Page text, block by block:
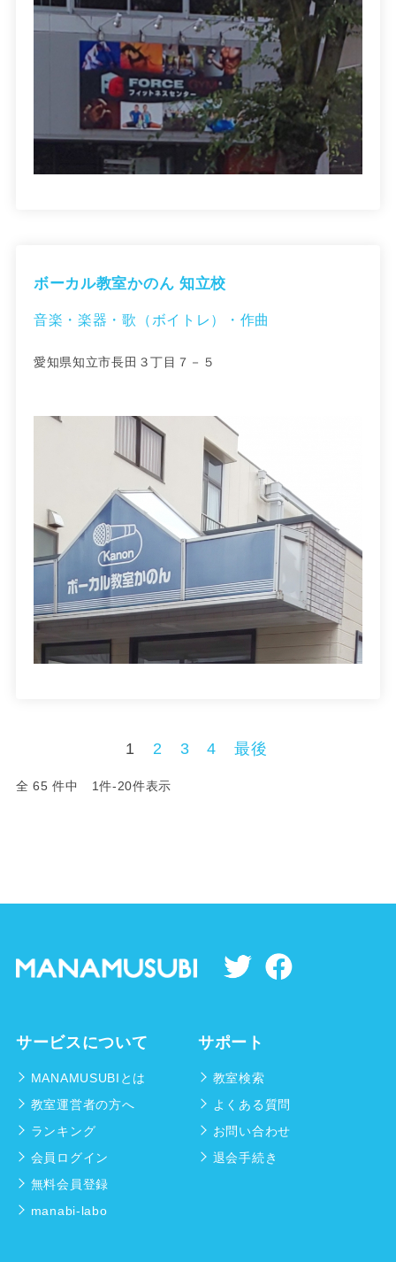
ボーカル教室かのん 知立校
音楽・楽器・歌（ボイトレ）・作曲
愛知県知立市長田３丁目７－５
1 2 3 4 最後
全 65 件中 1件-20件表示
サービスについて
MANAMUSUBIとは
教室運営者の方へ
ランキング
会員ログイン
無料会員登録
manabi-labo
サポート
教室検索
よくある質問
お問い合わせ
退会手続き